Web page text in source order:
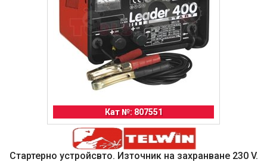
Кат №: 807551
Стартерно устройсвто. Източник на захранване 230 V.